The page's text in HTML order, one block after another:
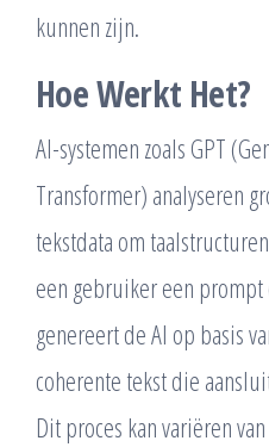
kunnen zijn.
Hoe Werkt Het?
AI-systemen zoals GPT
Transformer) analyseren
tekstdata om
een gebruiker een
genereert de AI op basis
coherente tekst die
Dit proces kan variëren